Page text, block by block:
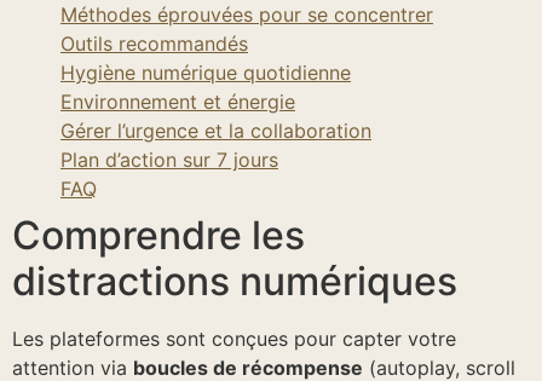
Méthodes éprouvées pour se concentrer
Outils recommandés
Hygiène numérique quotidienne
Environnement et énergie
Gérer l’urgence et la collaboration
Plan d’action sur 7 jours
FAQ
Comprendre les
distractions numériques
Les plateformes sont conçues pour capter votre
attention via boucles de récompense (autoplay, scroll